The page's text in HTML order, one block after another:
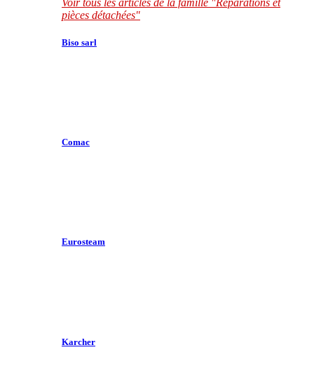
pièces détachées"
Biso sarl
Comac
Eurosteam
Karcher